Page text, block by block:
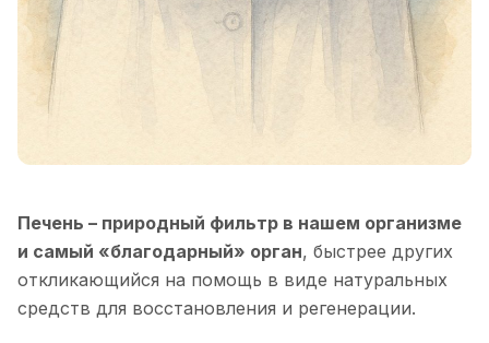
Печень – природный фильтр в нашем организме
и самый «благодарный» орган, быстрее других
откликающийся на помощь в виде натуральных
средств для восстановления и регенерации.